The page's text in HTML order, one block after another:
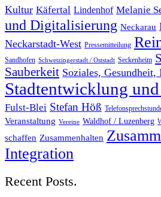
Kultur Käfertal Lindenhof Melanie
und Digitalisierung Neckarau
Neckarstadt-West Pressemitteilung
Sandhofen Schwetzingerstadt / Oststadt Seckenheim
Sauberkeit Soziales,
Stadtentwicklung
Fulst-Blei Stefan Höß
Veranstaltung Vereine Waldhof / Luzenberg
schaffen Zusammenhalten
Integration
Recent Posts.